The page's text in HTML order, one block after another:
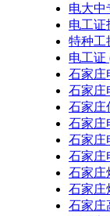
电大中
电工证
特种工
电工证
石家庄
石家庄
石家庄
石家庄
石家庄
石家庄
石家庄
石家庄
石家庄